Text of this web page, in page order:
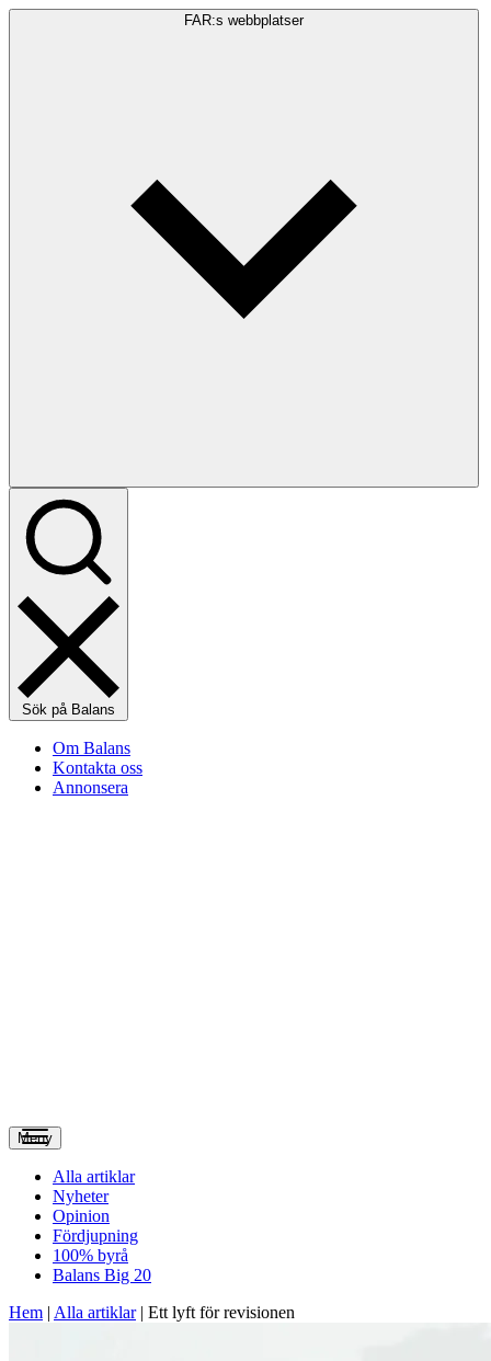
FAR:s webbplatser
Sök på Balans
Om Balans
Kontakta oss
Annonsera
Meny
Alla artiklar
Nyheter
Opinion
Fördjupning
100% byrå
Balans Big 20
Hem | Alla artiklar| Ett lyft för revisionen